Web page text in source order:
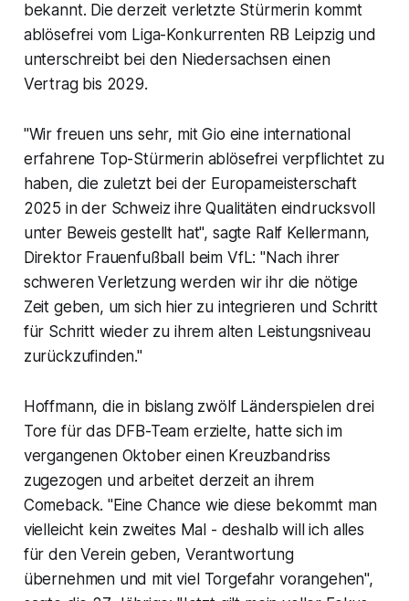
bekannt. Die derzeit verletzte Stürmerin kommt
ablösefrei vom Liga-Konkurrenten RB Leipzig und
unterschreibt bei den Niedersachsen einen
Vertrag bis 2029.
"Wir freuen uns sehr, mit Gio eine international
erfahrene Top-Stürmerin ablösefrei verpflichtet zu
haben, die zuletzt bei der Europameisterschaft
2025 in der Schweiz ihre Qualitäten eindrucksvoll
unter Beweis gestellt hat", sagte Ralf Kellermann,
Direktor Frauenfußball beim VfL: "Nach ihrer
schweren Verletzung werden wir ihr die nötige
Zeit geben, um sich hier zu integrieren und Schritt
für Schritt wieder zu ihrem alten Leistungsniveau
zurückzufinden."
Hoffmann, die in bislang zwölf Länderspielen drei
Tore für das DFB-Team erzielte, hatte sich im
vergangenen Oktober einen Kreuzbandriss
zugezogen und arbeitet derzeit an ihrem
Comeback. "Eine Chance wie diese bekommt man
vielleicht kein zweites Mal - deshalb will ich alles
für den Verein geben, Verantwortung
übernehmen und mit viel Torgefahr vorangehen",